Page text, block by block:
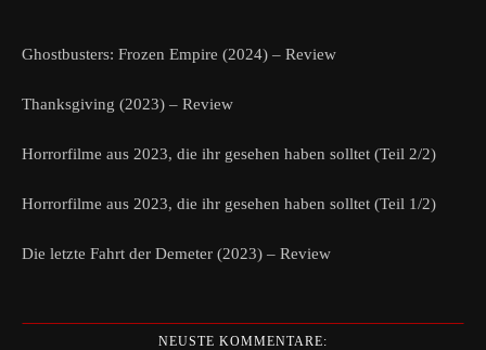
Ghostbusters: Frozen Empire (2024) – Review
Thanksgiving (2023) – Review
Horrorfilme aus 2023, die ihr gesehen haben solltet (Teil 2/2)
Horrorfilme aus 2023, die ihr gesehen haben solltet (Teil 1/2)
Die letzte Fahrt der Demeter (2023) – Review
NEUSTE KOMMENTARE: